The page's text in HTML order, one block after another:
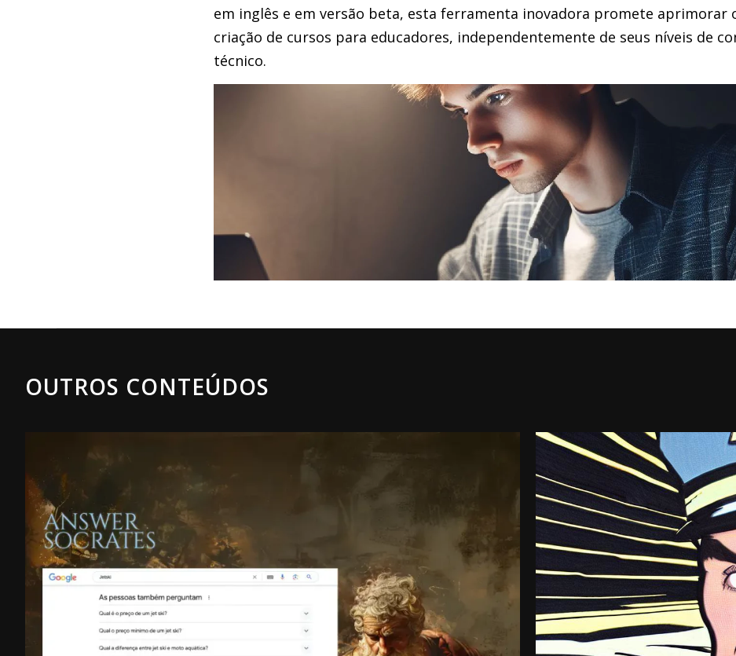
em inglês e em versão beta, esta ferramenta inovadora promete aprimorar
criação de cursos para educadores, independentemente de seus níveis de
técnico.
OUTROS CONTEÚDOS